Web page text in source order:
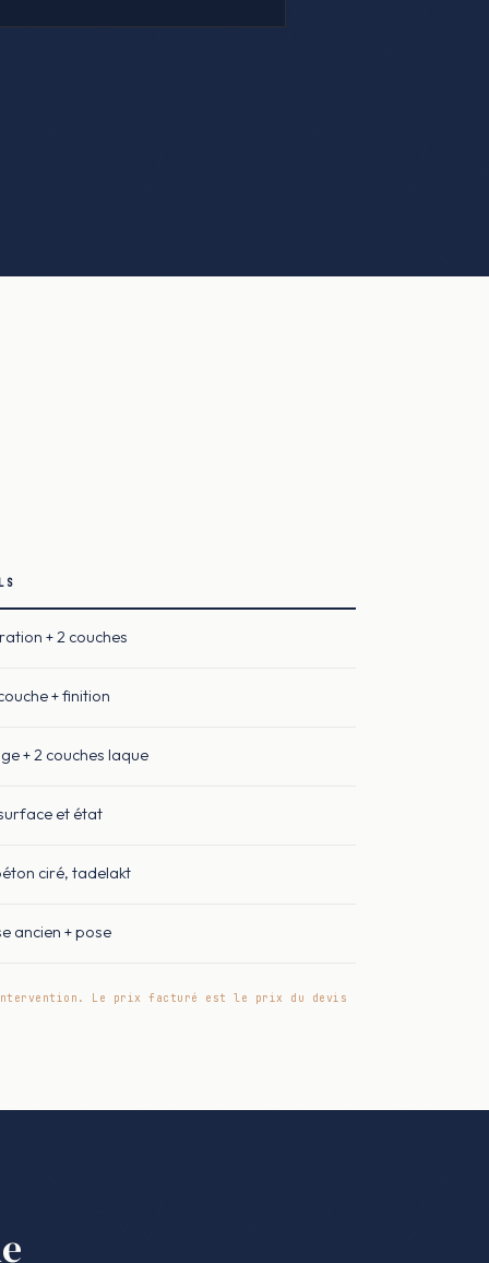
+ 2 couches
+ finition
+ 2 couches laque
et état
ciré, tadelakt
ancien + pose
Le prix facturé est le prix du devis